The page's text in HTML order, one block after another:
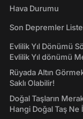
Hava Durumu
Son Depremler
Evlilik Yıl Dönümü
Evlilik Yıl dönümü
Rüyada Altın
Saklı Olabilir!
Doğal Taşların
Hangi Doğal Taş Ne